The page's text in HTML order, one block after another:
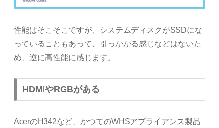
性能はそこそこですが、システムディスクがSSDにな
っていることもあって、引っかかる感じなどはないた
め、逆に高性能に感じます。
HDMIやRGBがある
AcerのH342など、かつてのWHSアプライアンス製品